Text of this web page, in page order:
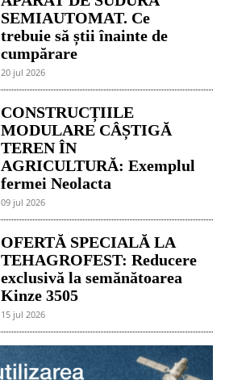
SEMIAUTOMAT. Ce
trebuie să știi înainte de
cumpărare
20 jul 2026
CONSTRUCȚIILE
MODULARE CÂȘTIGĂ
TEREN ÎN
AGRICULTURĂ: Exemplul
fermei Neolacta
09 jul 2026
OFERTĂ SPECIALĂ LA
TEHAGROFEST: Reducere
exclusivă la semănătoarea
Kinze 3505
15 jul 2026